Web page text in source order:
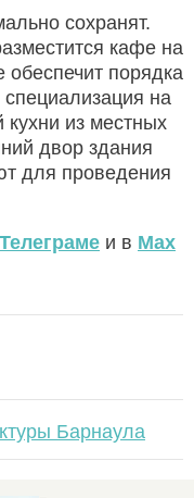
сохранят.
кафе на
обеспечит порядка
на
кухни из местных
двор здания
для проведения
Телеграме и в Max
Барнаула